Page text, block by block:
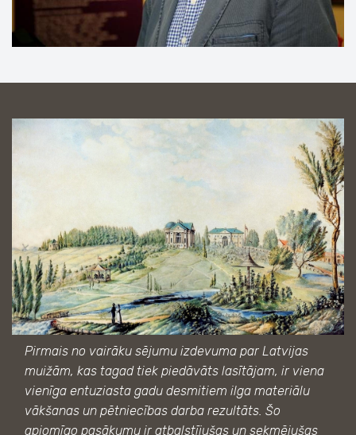
Pirmais no vairāku sējumu izdevuma par Latvijas
muižām, kas tagad tiek piedāvāts lasītājam, ir viena
vienīga entuziasta gadu desmitiem ilga materiālu
vākšanas un pētniecības darba rezultāts. Šo
apjomīgo pasākumu ir atbalstījušas un sekmējušas